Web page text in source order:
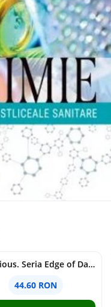
Voracious. Seria Edge of Darkness Vol.2
44.60 RON